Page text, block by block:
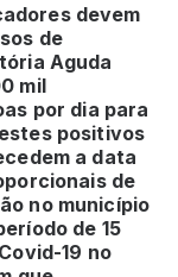
devem
de
Aguda
mil
por dia para
positivos
a data
de
no município
de 15
19 no